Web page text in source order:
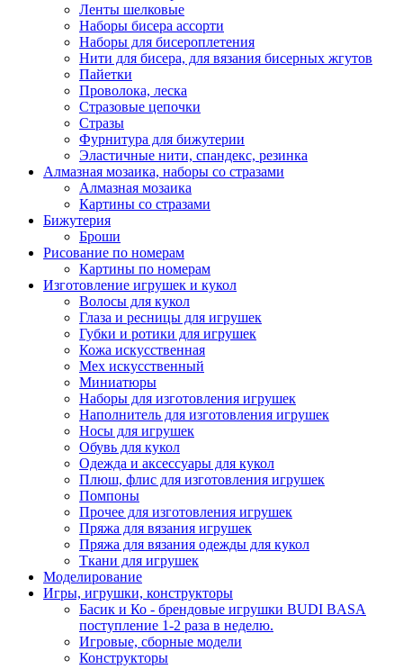
Ленты шелковые
Наборы бисера ассорти
Наборы для бисероплетения
Нити для бисера, для вязания бисерных жгутов
Пайетки
Проволока, леска
Стразовые цепочки
Стразы
Фурнитура для бижутерии
Эластичные нити, спандекс, резинка
Алмазная мозаика, наборы со стразами
Алмазная мозаика
Картины co стразами
Бижутерия
Броши
Рисование по номерам
Картины по номерам
Изготовление игрушек и кукол
Волосы для кукол
Глаза и ресницы для игрушек
Губки и ротики для игрушек
Кожа искусственная
Мех искусственный
Миниатюры
Наборы для изготовления игрушек
Наполнитель для изготовления игрушек
Носы для игрушек
Обувь для кукол
Одежда и аксессуары для кукол
Плюш, флис для изготовления игрушек
Помпоны
Прочее для изготовления игрушек
Пряжа для вязания игрушек
Пряжа для вязания одежды для кукол
Ткани для игрушек
Моделирование
Игры, игрушки, конструкторы
Басик и Ко - брендовые игрушки BUDI BASA
поступление 1-2 раза в неделю.
Игровые, сборные модели
Конструкторы